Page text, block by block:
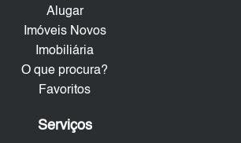
Alugar
Imóveis Novos
Imobiliária
O que procura?
Favoritos
Serviços